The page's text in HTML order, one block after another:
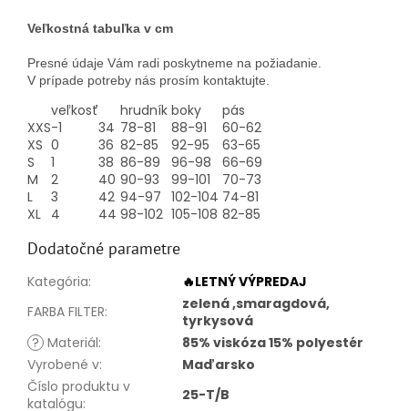
Veľkostná tabuľka v cm
Presné údaje Vám radi poskytneme na požiadanie.
V prípade potreby nás prosím kontaktujte.
veľkosť hrudník boky
pás
XXS-1 34 78-81 88-91
60-62
XS 0 36 82-85 92-95
63-65
S
1 38 86-89 96-98
66-69
M
2 40 90-93 99-101
70-73
L
3 42 94-97 102-104 74-81
XL 4 44 98-102 105-108 82-85
Dodatočné parametre
Kategória:
🔥LETNÝ VÝPREDAJ
FARBA FILTER:
zelená ,smaragdová,
tyrkysová
? Materiál:
85% viskóza 15% polyestér
Vyrobené v:
Maďarsko
Číslo produktu v
katalógu: 25-T/B